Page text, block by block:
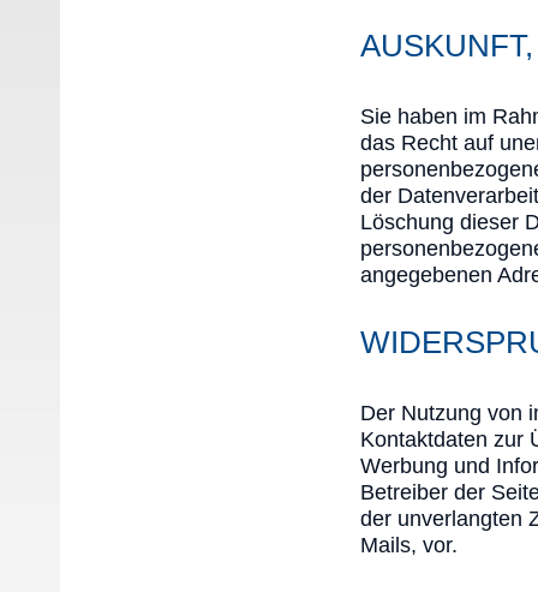
Sie haben im
das Recht auf
der
Löschung dieser
angegebenen
Der Nutzung von
Kontaktdaten zur
Werbung und
Betreiber der
der unverlangten
Mails, vor.